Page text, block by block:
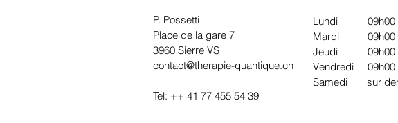
P. Possetti
Place de la gare 7
3960 Sierre VS
contact@therapie-quantique.ch
Tel: ++ 41 77 455 54 39
Lundi
Mardi
Jeudi
Vendredi
Samedi sur
09h00
09h00
09h00
09h00